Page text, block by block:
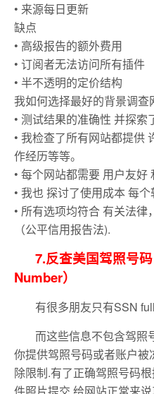
• 来源每日更新
缺点
• 高级报告的额外费用
• 订阅者无法访问所有插件
• 半不透明的定价结构
我如何选择最好的背景调查
• 测试结果的准确性 并探索
• 我检查了所有网站都提供
作经历等等。
• 每个网站都需要 用户友好
• 我也 探讨了使用成本 每个
• 所有选项均符合 有关法
（公平信用报告法).
7.反查美国驾照号
Number）
有很多朋友只有SSN
而这些信息不包含驾照
你提供驾照号码或者账户
除限制.有了正确驾照号码